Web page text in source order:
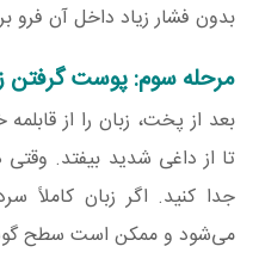
بدون فشار زیاد داخل آن فرو
مرحله سوم: پوست گرفتن
بعد از پخت، زبان را از
تا از داغی شدید بیفتد.
جدا کنید. اگر زبان
می‌شود و ممکن است سطح